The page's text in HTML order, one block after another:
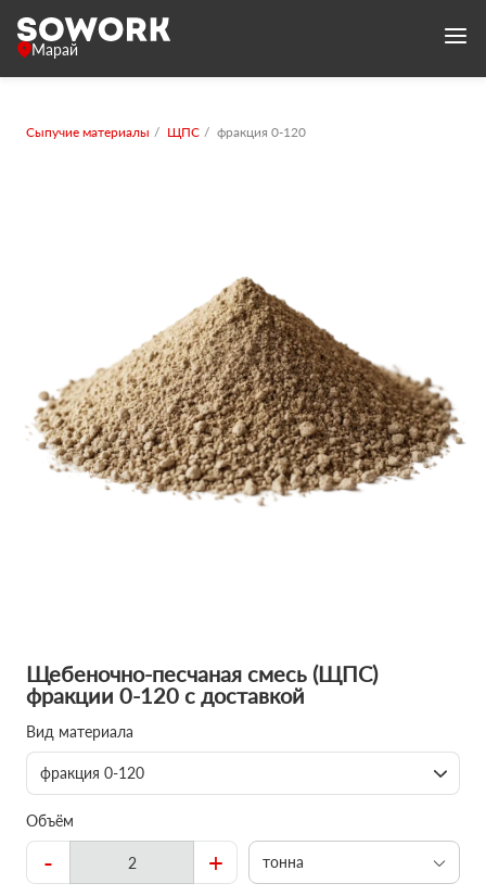
Марай
Сыпучие материалы ЩПС фракция 0-120
Щебеночно-песчаная смесь (ЩПС)
фракции 0-120 с доставкой
Вид материала
фракция 0-120
Объём
- + тонна